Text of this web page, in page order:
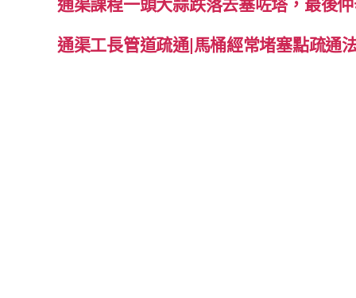
通渠工長管道疏通|馬桶經常堵塞點疏通